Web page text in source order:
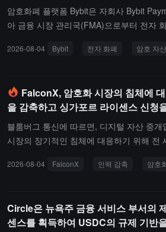
방 신탁 은행 설립 승인을 받았으며, 연방
테이블코인 발행사 중 하나가 되었습니다.
ard, Standard Chartered 등 10여 개 기관
네트워크(CPN)는 지난 30일 연환산 거래
분기 증가율은 **76%**로, 입주 기관은 175
9%**입니다. Agent Stack은 이미 900개
하고 있습니다.
암호화폐 플랫폼 Bybit은 자회사 Bybit
아 금융 시장 관리국(FMA)으로부터 전자
서비스를 제공할 수 있게 되었다고 발표했
Bybit Payments가 법정 화폐 및 전자 화폐
U GmbH가 디지털 자산 사업을 담당할 것
Payments는 EMI 프레임워크를 기반으로
상인 솔루션, 카드 계획 및 강력한 고객 인
의 직접적인 협력을 지원할 것이라고 전했
2026-08-04 Bybit 전자 화폐 암호 자
FalconX, 암호화 시장의 침체에
을 감축하고 싱가포르 라이센스 신청
블룸버그 통신에 따르면, 디지털 자산 중
시장의 장기적인 침체에 대응하기 위해 전
직원이 해고되었으며, 여기에는 고위 경영
융 관리국에 제출한 라이센스 신청을 철회
선 사업에 자원을 집중하고, 아시아 태평양
2026-08-04 FalconX 인력 감축 암호
Circle은 뉴욕주 금융 서비스 부서의
센스를 획득하여 USDC의 규제 기반